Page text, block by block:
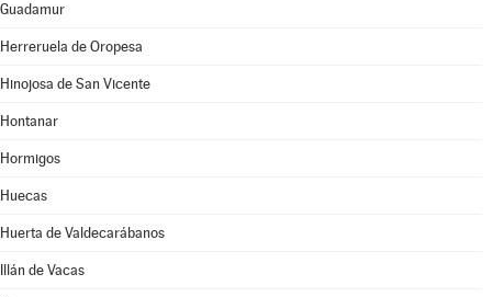
Guadamur
Herreruela de Oropesa
Hinojosa de San Vicente
Hontanar
Hormigos
Huecas
Huerta de Valdecarábanos
Illán de Vacas